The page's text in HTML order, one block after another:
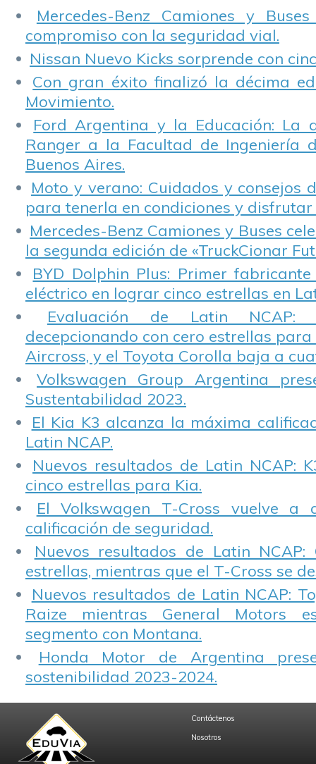
Mercedes-Benz Camiones y
compromiso con la seguridad vial.
Nissan Nuevo Kicks sorprende con
Con gran éxito finalizó la décima
Movimiento.
Ford Argentina y la Educación: La
Ranger a la Facultad de Ingeniería
Buenos Aires.
Moto y verano: Cuidados y consejos
para tenerla en condiciones y disfrutar
Mercedes-Benz Camiones y Buses
la segunda edición de «TruckCionar
BYD Dolphin Plus: Primer
eléctrico en lograr cinco estrellas en
Evaluación de Latin NCAP:
decepcionando con cero estrellas para
Aircross, y el Toyota Corolla baja a
Volkswagen Group Argentina
Sustentabilidad 2023.
El Kia K3 alcanza la máxima
Latin NCAP.
Nuevos resultados de Latin NCAP:
cinco estrellas para Kia.
El Volkswagen T-Cross vuelve a
calificación de seguridad.
Nuevos resultados de Latin NCAP:
estrellas, mientras que el T-Cross se
Nuevos resultados de Latin NCAP:
Raize mientras General Motors
segmento con Montana.
Honda Motor de Argentina
sostenibilidad 2023-2024.
Contáctenos
Nosotros